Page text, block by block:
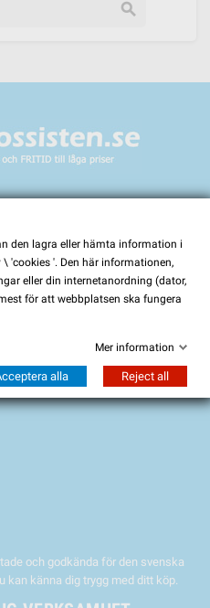
search
kvalitetsprodukter för hem och
Hos oss hittar du ett noggrant utvalt
och lång hållbarhet.
och godkända för den svenska
kan känna dig trygg med ditt köp.
den lagra eller hämta information i
'cookies '. Den här informationen,
eller din internetanordning (dator,
för att webbplatsen ska fungera
Mer information
alla Reject all